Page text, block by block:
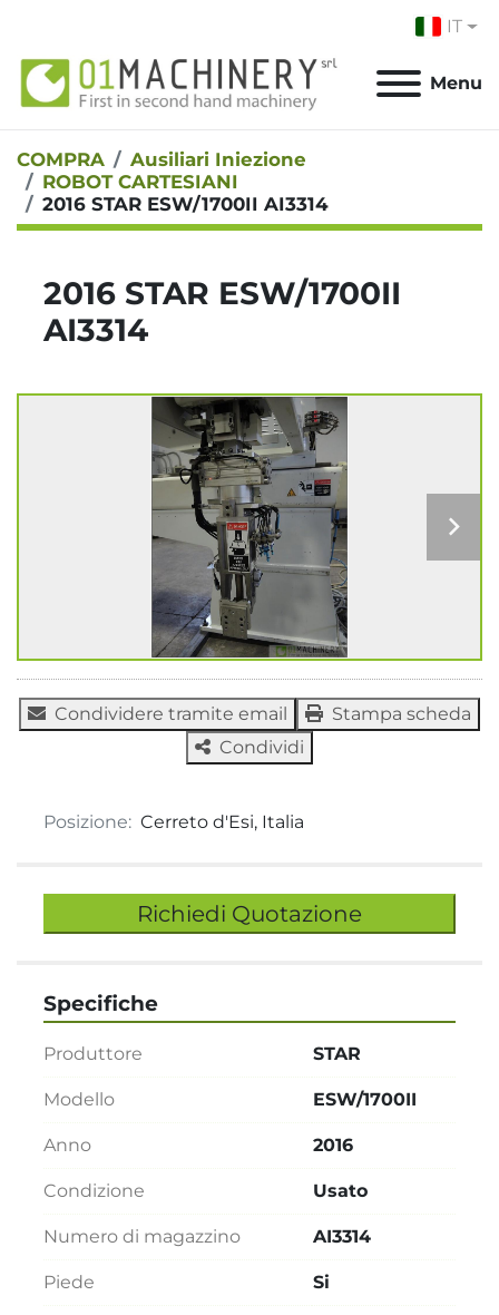
IT
Menu
COMPRA
Ausiliari Iniezione
ROBOT CARTESIANI
2016 STAR ESW/1700II AI3314
2016 STAR ESW/1700II
AI3314
Condividere tramite email
Stampa scheda
Condividi
Posizione: Cerreto d'Esi, Italia
Richiedi Quotazione
Specifiche
Produttore STAR
Modello ESW/1700II
Anno 2016
Condizione Usato
Numero di magazzino AI3314
Piede Si